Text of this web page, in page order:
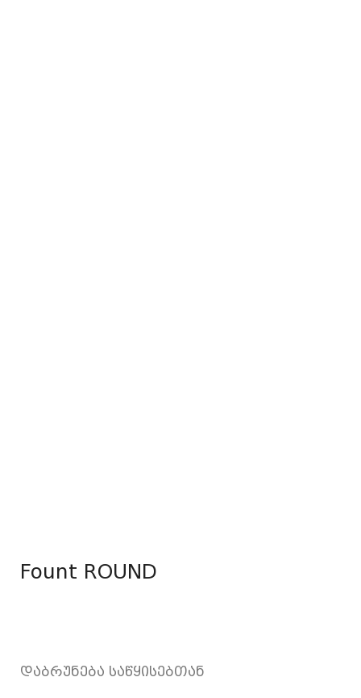
Fount ROUND
დაბრუნება საწყისებთან